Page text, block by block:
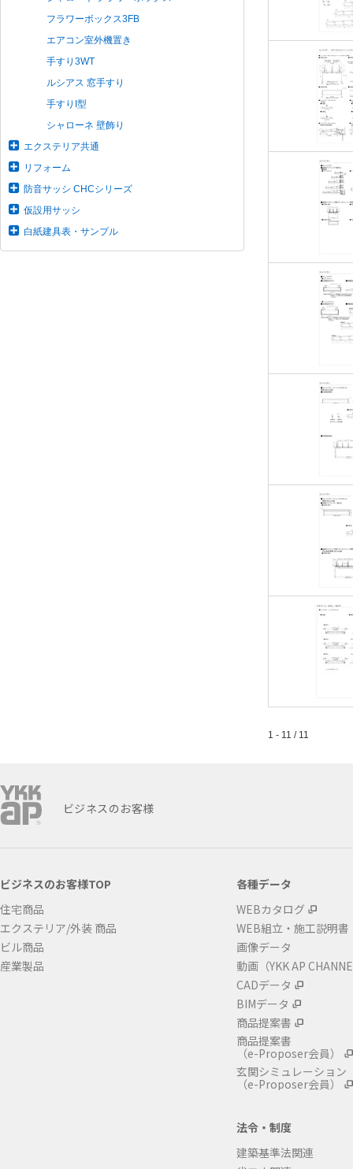
フラワーボックス3FB
エアコン室外機置き
手すり3WT
ルシアス 窓手すり
手すりI型
シャローネ 壁飾り
エクステリア共通
リフォーム
防音サッシ CHCシリーズ
仮設用サッシ
白紙建具表・サンプル
1 - 11 / 11
ビジネスのお客様
ビジネスのお客様TOP
住宅商品
エクステリア/外装 商品
ビル商品
産業製品
各種データ
WEBカタログ
WEB組立・施工説明書
画像データ
動画（YKK AP
CADデータ
BIMデータ
商品提案書
商品提案書
（e-Proposer会員）
玄関シミュレーション
（e-Proposer会員）
法令・制度
建築基準法関連